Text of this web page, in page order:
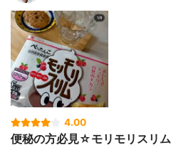
4.00
便秘の方必見☆モリモリスリム